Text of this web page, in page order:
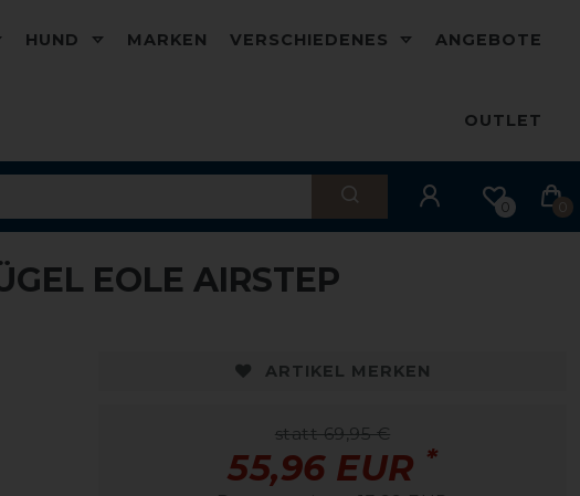
HUND MARKEN VERSCHIEDENES ANGEBOTE
OUTLET
0 0
EOLE AIRSTEP
ARTIKEL MERKEN
statt 69,95 €
55,96 EUR *